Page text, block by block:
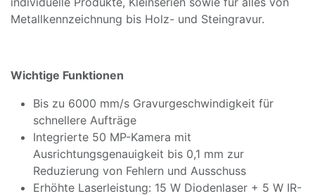
Metallkennzeichnung bis Holz- und Steingravur.
Wichtige Funktionen
Bis zu 6000 mm/s Gravurgeschwindigkeit für
schnellere Aufträge
Integrierte 50 MP-Kamera mit
Ausrichtungsgenauigkeit bis 0,1 mm zur
Reduzierung von Fehlern und Ausschuss
Erhöhte Laserleistung: 15 W Diodenlaser + 5 W IR-